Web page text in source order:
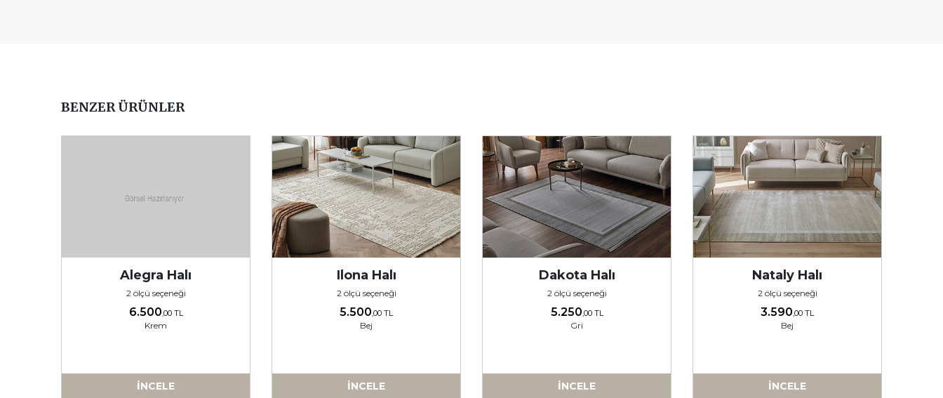
BENZER ÜRÜNLER
Alegra Halı
2 ölçü seçeneği
6.500,00 TL
Krem
İNCELE
-
Ilona Halı
2 ölçü seçeneği
5.500,00 TL
Bej
İNCELE
-
Dakota Halı
2 ölçü seçeneği
5.250,00 TL
Gri
İNCELE
-
Nataly Halı
2 ölçü seçeneği
3.590,00 TL
Bej
İNCELE
-